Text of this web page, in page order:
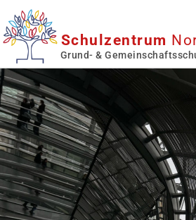
Schulzentrum
Grund- &